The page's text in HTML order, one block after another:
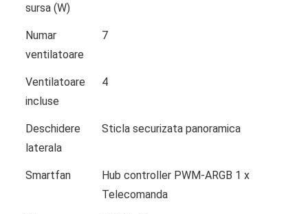
sursa (W)
Numar
ventilatoare
7
Ventilatoare
incluse
4
Deschidere
laterala
Sticla securizata panoramica
Smartfan
Hub controller PWM-ARGB 1 x
Telecomanda